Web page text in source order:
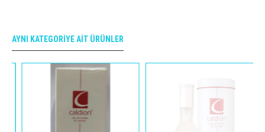
AYNI KATEGORIYE AIT ÜRÜNLER